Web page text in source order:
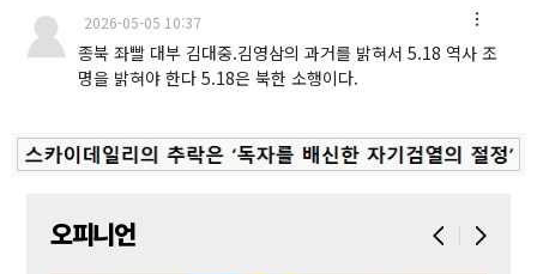
2026-05-05 10:37
종북 좌빨 대부 김대중.김영삼의 과거를 밝혀서 5.18 역사 조
명을 밝혀야 한다 5.18은 북한 소행이다.
오피니언